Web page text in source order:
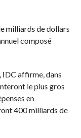
milliards de dollars
composé
affirme, dans
le plus gros
en
400 milliards de